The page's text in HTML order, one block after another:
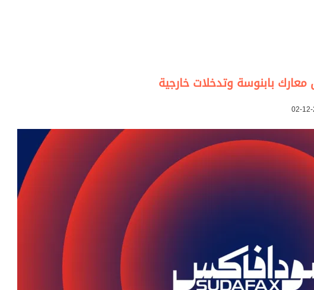
بابنوسة وتدخلات خارجية